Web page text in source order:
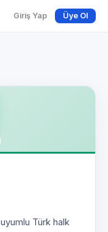
Giriş Yap Üye Ol
Türk halk